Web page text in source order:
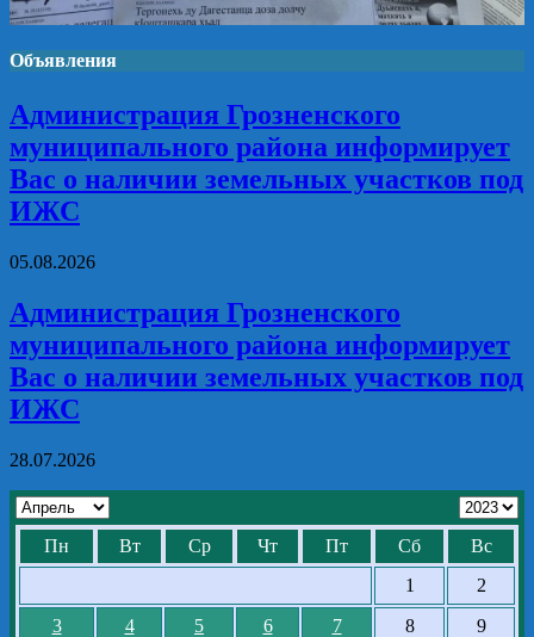
Объявления
Администрация Грозненского
муниципального района информирует
Вас о наличии земельных участков под
ИЖС
05.08.2026
Администрация Грозненского
муниципального района информирует
Вас о наличии земельных участков под
ИЖС
28.07.2026
Пн Вт Ср Чт Пт Сб
Вс
1
2
3
4 5 6 7 8
9